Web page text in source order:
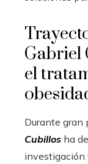
Gabriel
el
Durante gran
Cubillos ha
investigación